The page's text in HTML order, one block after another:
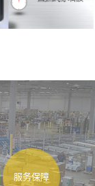
服务保障